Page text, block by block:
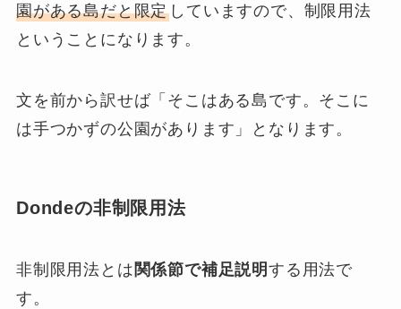
園がある島だと限定 していますので、制限用法
ということになります。
文を前から訳せば「そこはある島です。そこに
は手つかずの公園があります」となります。
Dondeの非制限用法
非制限用法とは 関係節で補足説明する用法で
す。